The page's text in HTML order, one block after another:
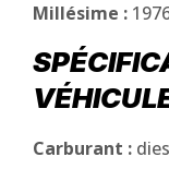
Millésime :
Carburant :